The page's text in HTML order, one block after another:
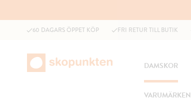
60 DAGARS ÖPPET KÖP FRI RETUR TILL BUTIK
DAMSKOR
VARUMÄRKEN